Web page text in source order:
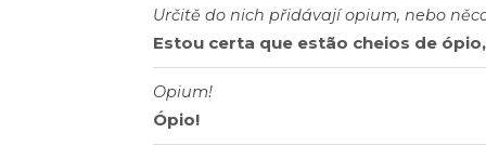
Určitě do nich přidávají opium, nebo
Estou certa que estão cheios de
Opium!
Ópio!